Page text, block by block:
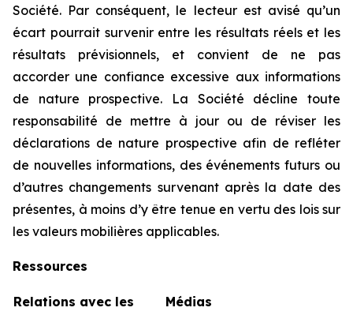
Société. Par conséquent, le lecteur est avisé qu’un
écart pourrait survenir entre les résultats réels et les
résultats prévisionnels, et convient de ne pas
accorder une confiance excessive aux informations
de nature prospective. La Société décline toute
responsabilité de mettre à jour ou de réviser les
déclarations de nature prospective afin de refléter
de nouvelles informations, des événements futurs ou
d’autres changements survenant après la date des
présentes, à moins d’y être tenue en vertu des lois sur
les valeurs mobilières applicables.
Ressources
Relations avec les
Médias